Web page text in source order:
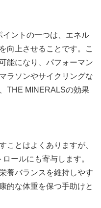
ントの一つは、エネル
向上させることです。こ
能になり、パフォーマン
ラソンやサイクリングな
THE MINERALSの効果
ことはよくありますが、
ールにも寄与します。
養バランスを維持しやす
的な体重を保つ手助けと